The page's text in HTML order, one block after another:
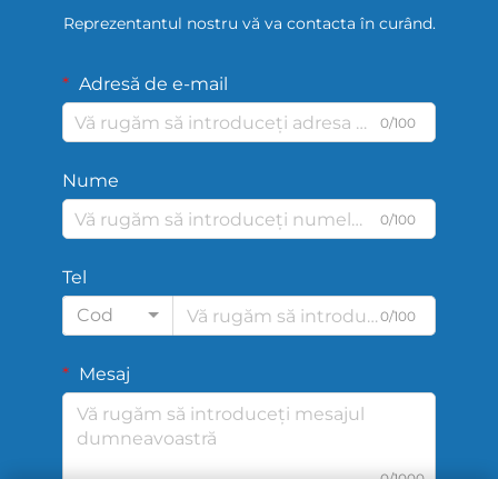
Reprezentantul nostru vă va contacta în curând.
Adresă de e-mail
0/100
Nume
0/100
Tel
Cod
0/100
Mesaj